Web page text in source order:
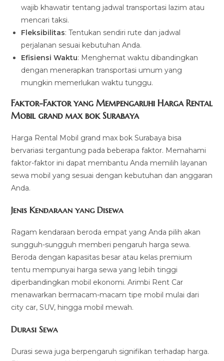
wajib khawatir tentang jadwal transportasi lazim atau
mencari taksi.
Fleksibilitas: Tentukan sendiri rute dan jadwal
perjalanan sesuai kebutuhan Anda.
Efisiensi Waktu: Menghemat waktu dibandingkan
dengan menerapkan transportasi umum yang
mungkin memerlukan waktu tunggu.
Faktor-Faktor yang Mempengaruhi Harga Rental
Mobil grand max bok Surabaya
Harga Rental Mobil grand max bok Surabaya bisa
bervariasi tergantung pada beberapa faktor. Memahami
faktor-faktor ini dapat membantu Anda memilih layanan
sewa mobil yang sesuai dengan kebutuhan dan anggaran
Anda.
Jenis Kendaraan yang Disewa
Ragam kendaraan beroda empat yang Anda pilih akan
sungguh-sungguh memberi pengaruh harga sewa.
Beroda dengan kapasitas besar atau kelas premium
tentu mempunyai harga sewa yang lebih tinggi
diperbandingkan mobil ekonomi. Arimbi Rent Car
menawarkan bermacam-macam tipe mobil mulai dari
city car, SUV, hingga mobil mewah.
Durasi Sewa
Durasi sewa juga berpengaruh signifikan terhadap harga.